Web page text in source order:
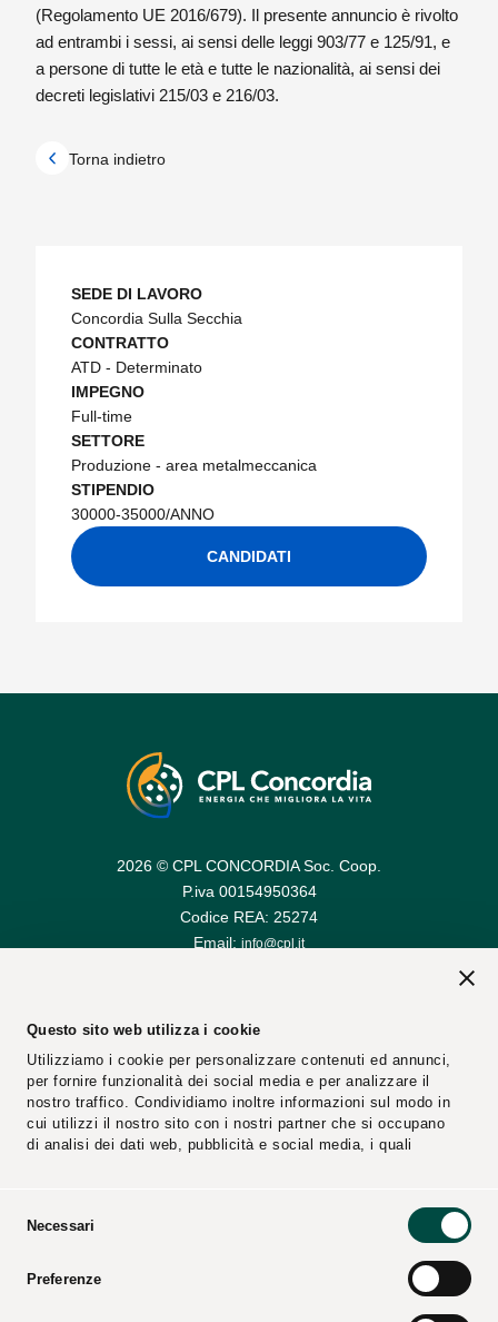
Questo sito web utilizza i cookie
Utilizziamo i cookie per personalizzare contenuti ed annunci,
per fornire funzionalità dei social media e per analizzare il
nostro traffico. Condividiamo inoltre informazioni sul modo in
cui utilizzi il nostro sito con i nostri partner che si occupano
di analisi dei dati web, pubblicità e social media, i quali
Necessari
Preferenze
(Regolamento UE 2016/679). Il presente annuncio è rivolto
ad entrambi i sessi, ai sensi delle leggi 903/77 e 125/91, e
a persone di tutte le età e tutte le nazionalità, ai sensi dei
decreti legislativi 215/03 e 216/03.
Torna indietro
SEDE DI LAVORO
Concordia Sulla Secchia
CONTRATTO
ATD - Determinato
IMPEGNO
Full-time
SETTORE
Produzione - area metalmeccanica
STIPENDIO
30000-35000/ANNO
CANDIDATI
2026 © CPL CONCORDIA Soc. Coop.
P.iva 00154950364
Codice REA: 25274
Email: info@cpl.it